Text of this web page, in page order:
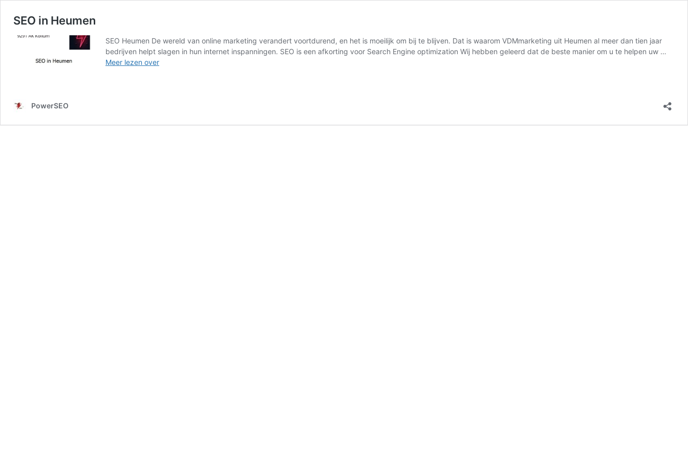
SEO in Heumen
SEO Heumen De wereld van online marketing verandert voortdurend, en het is moeilijk om bij te blijven. Dat is waarom VDMmarketing uit Heumen al meer dan tien jaar
bedrijven helpt slagen in hun internet inspanningen. SEO is een afkorting voor Search Engine optimization Wij hebben geleerd dat de beste manier om u te helpen uw …
Meer lezen overSEO
PowerSEO